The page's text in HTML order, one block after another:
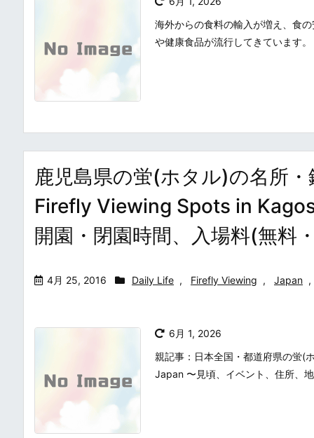
海外からの食料の輸入が増え、食
や健康食品が流行してきています
鹿児島県の蛍(ホタル)の名所
Firefly Viewing Spots in
開園・閉園時間、入場料(無料
4月 25, 2016 Daily Life , Firefly Viewing , Japan ,
6月 1, 2026
親記事：日本全国・都道府県の蛍(
Japan 〜見頃、イベント、住所、